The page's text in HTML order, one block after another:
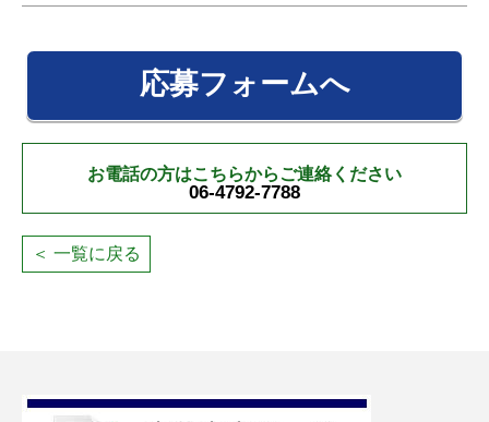
応募フォームへ
お電話の方はこちらからご連絡ください
06-4792-7788
＜ 一覧に戻る